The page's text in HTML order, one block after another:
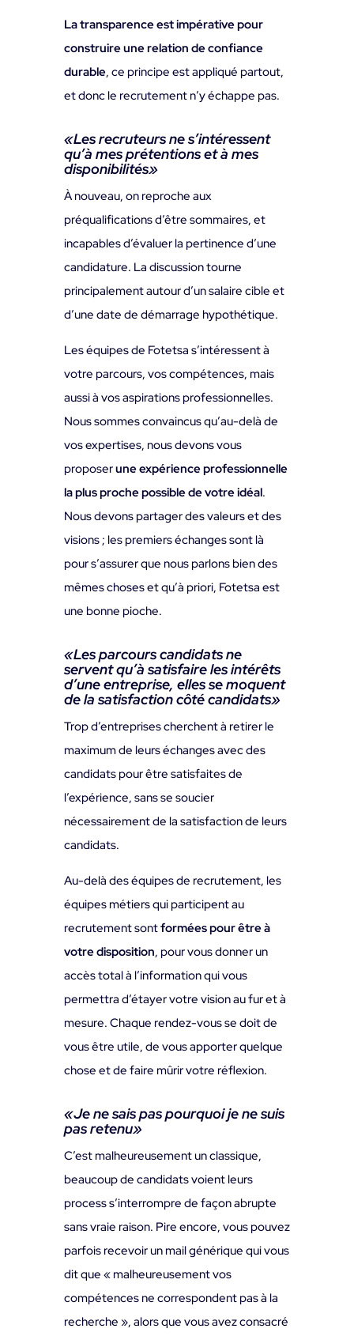
La transparence est impérative pour
construire une relation de confiance
durable, ce principe est appliqué partout,
et donc le recrutement n’y échappe pas.
«Les recruteurs ne s’intéressent
qu’à mes prétentions et à mes
disponibilités»
À nouveau, on reproche aux
préqualifications d’être sommaires, et
incapables d’évaluer la pertinence d’une
candidature. La discussion tourne
principalement autour d’un salaire cible et
d’une date de démarrage hypothétique.
Les équipes de Fotetsa s’intéressent à
votre parcours, vos compétences, mais
aussi à vos aspirations professionnelles.
Nous sommes convaincus qu’au-delà de
vos expertises, nous devons vous
proposerune expérience professionnelle
la plus proche possible de votre idéal.
Nous devons partager des valeurs et des
visions ; les premiers échanges sont là
pour s’assurer que nous parlons bien des
mêmes choses et qu’à priori, Fotetsa est
une bonne pioche.
«Les parcours candidats ne
servent qu’à satisfaire les intérêts
d’une entreprise, elles se moquent
de la satisfaction côté candidats»
Trop d’entreprises cherchent à retirer le
maximum de leurs échanges avec des
candidats pour être satisfaites de
l’expérience, sans se soucier
nécessairement de la satisfaction de leurs
candidats.
Au-delà des équipes de recrutement, les
équipes métiers qui participent au
recrutement sontformées pour être à
votre disposition, pour vous donner un
accès total à l’information qui vous
permettra d’étayer votre vision au fur et à
mesure. Chaque rendez-vous se doit de
vous être utile, de vous apporter quelque
chose et de faire mûrir votre réflexion.
«Je ne sais pas pourquoi je ne suis
pas retenu»
C’est malheureusement un classique,
beaucoup de candidats voient leurs
process s’interrompre de façon abrupte
sans vraie raison. Pire encore, vous pouvez
parfois recevoir un mail générique qui vous
dit que « malheureusement vos
compétences ne correspondent pas à la
recherche », alors que vous avez consacré